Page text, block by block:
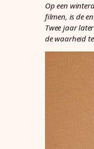
Op een
filmen, is de
Twee jaar
de waarheid